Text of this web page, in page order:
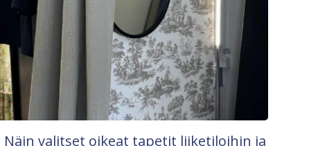
valitset oikeat tapetit liiketiloihin ja